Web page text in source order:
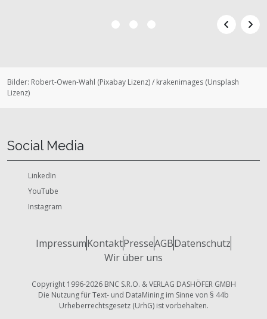
Bilder: Robert-Owen-Wahl (Pixabay Lizenz)/ krakenimages (Unsplash
Lizenz)
Social Media
LinkedIn
YouTube
Instagram
ImpressumKontaktPresseAGBDatenschutz
Wir über uns
Copyright 1996-2026 BNC S.R.O. & VERLAG DASHÖFER GMBH
Die Nutzung für Text- und DataMining im Sinne von § 44b
Urheberrechtsgesetz (UrhG) ist vorbehalten.